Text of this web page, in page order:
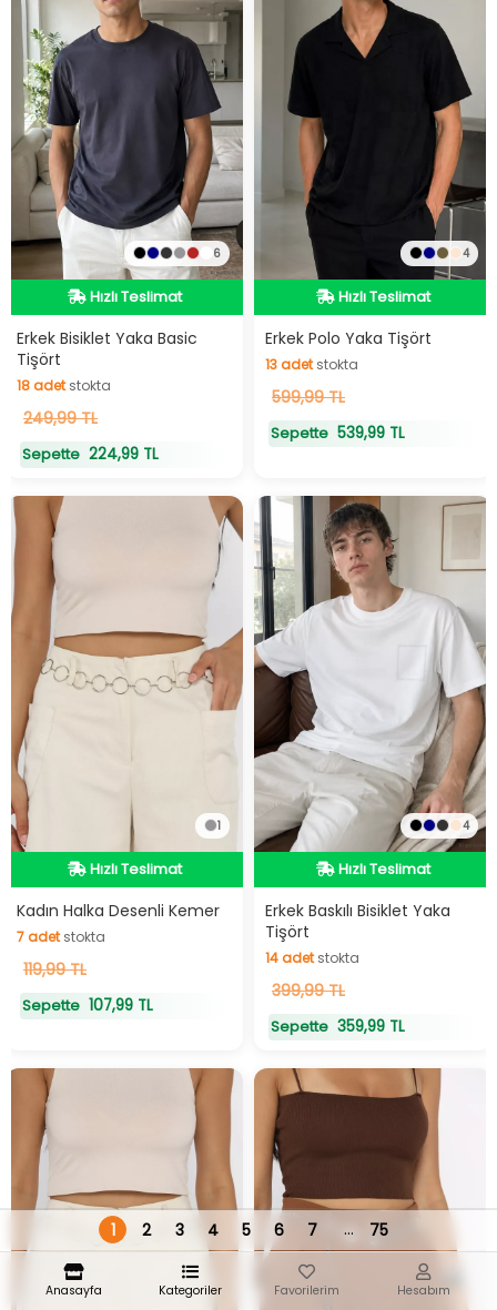
6
Hızlı Teslimat
Hızlı Teslimat
Erkek Bisiklet Yaka Basic
Tişört
18adetstokta
18adetstokta
249,99 TL
Sepette 224,99 TL
4
Hızlı Teslimat
Hızlı Teslimat
Erkek Polo Yaka Tişört
13adetstokta
13adetstokta
599,99 TL
Sepette 539,99 TL
1
Hızlı Teslimat
Hızlı Teslimat
Kadın Halka Desenli Kemer
7adetstokta
7adetstokta
119,99 TL
Sepette 107,99 TL
4
Hızlı Teslimat
Hızlı Teslimat
Erkek Baskılı Bisiklet Yaka
Tişört
14adetstokta
14adetstokta
399,99 TL
Sepette 359,99 TL
1 2 3 4 5 6 7 ... 75
Anasayfa Kategoriler Favorilerim Hesabım